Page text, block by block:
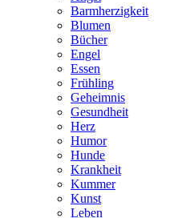
Barmherzigkeit
Blumen
Bücher
Engel
Essen
Frühling
Geheimnis
Gesundheit
Herz
Humor
Hunde
Krankheit
Kummer
Kunst
Leben